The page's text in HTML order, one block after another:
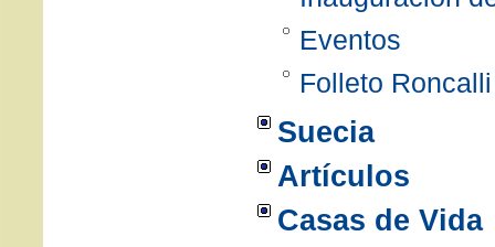
Eventos
Folleto Roncalli
Suecia
Artículos
Casas de Vida